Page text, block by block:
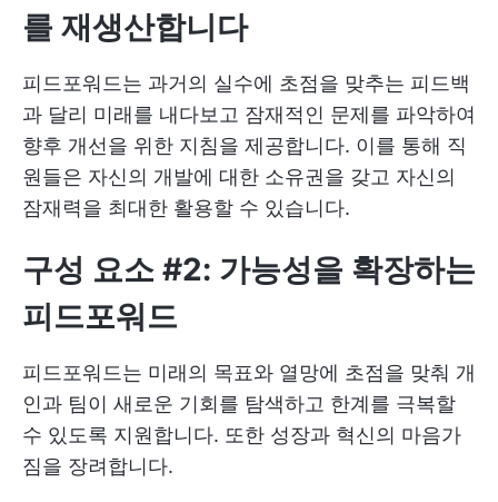
를 재생산합니다
피드포워드는 과거의 실수에 초점을 맞추는 피드백
과 달리 미래를 내다보고 잠재적인 문제를 파악하여
향후 개선을 위한 지침을 제공합니다. 이를 통해 직
원들은 자신의 개발에 대한 소유권을 갖고 자신의
잠재력을 최대한 활용할 수 있습니다.
구성 요소 #2: 가능성을 확장하는
피드포워드
피드포워드는 미래의 목표와 열망에 초점을 맞춰 개
인과 팀이 새로운 기회를 탐색하고 한계를 극복할
수 있도록 지원합니다. 또한 성장과 혁신의 마음가
짐을 장려합니다.